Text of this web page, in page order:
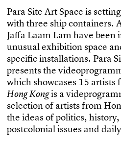
Para Site ArtSpace is setting
withthree shipcontainers.
Jafa Laam Lam have beeni
unusualexhibition space an
specifc installations. Para Si
presentsthe videoprogram
which showcases 15 artistsf
HongKongis a videprogram
selectionof artistsfrom Hon
the ideasofpolitics, history,
postcolonialissues anddaily